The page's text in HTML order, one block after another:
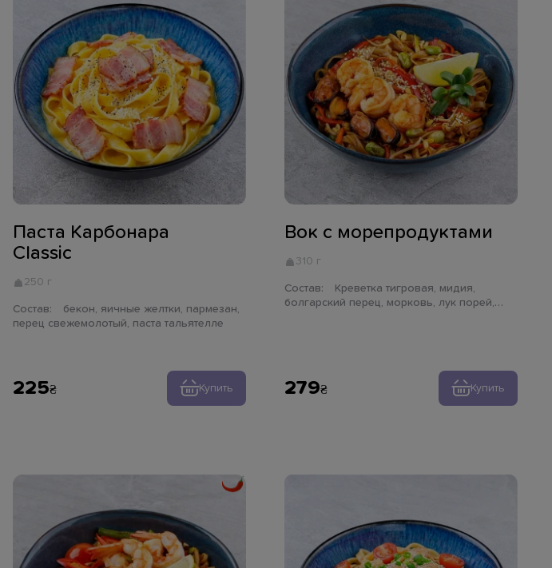
Паста Карбонара
Classic
250 г
Состав:
перец свежемолотый, паста тальятелле
225 Купить
Вок с морепродуктами
310 г
Состав:
болгарский перец, морковь, лук порей,
279 Купить